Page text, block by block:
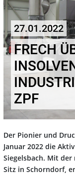
27.01.2022
FRECH
ZPF
Der Pionier und
Januar 2022 die
Siegelsbach. Mit der
Sitz in Schorndorf,